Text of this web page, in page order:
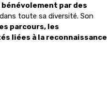
bénévolement par des
toute sa diversité. Son
parcours, les
liées à la reconnaissance